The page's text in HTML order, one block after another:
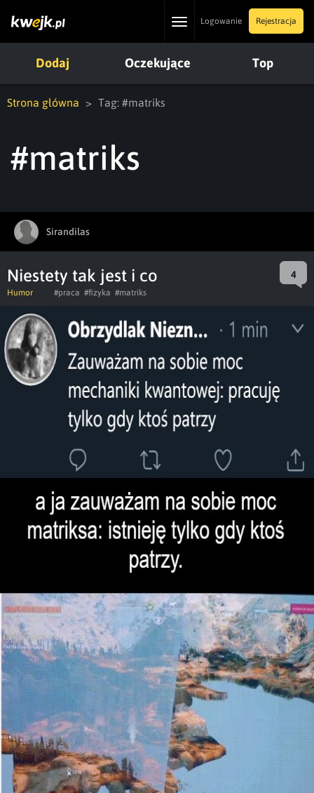
ToggleLogowanie Rejestracja
Dodaj Oczekujące Top
Strona główna Tag: #matriks
#matriks
Sirandilas
Niestety tak jest i co 4
Humor #praca #fizyka #matriks